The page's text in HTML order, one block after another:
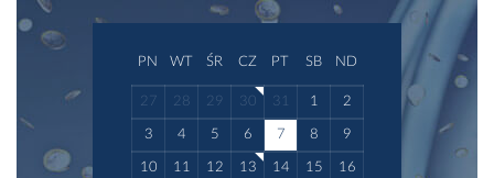
PN WT ŚR CZ PT SB ND
27 28 29 30 31 1 2
3 4 5 6 7 8 9
10 11 12 13 14 15 16